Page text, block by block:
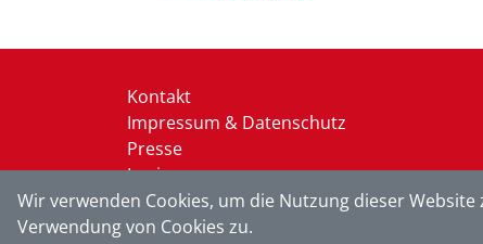
Kontakt
Impressum & Datenschutz
Presse
Login
Wir verwenden Cookies, um die Nutzung dieser
Verwendung von Cookies zu.